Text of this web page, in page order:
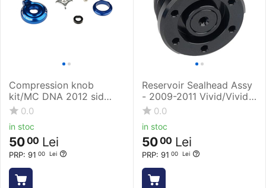
Compression knob
kit/MC DNA 2012 sid
RCT 3/wc / 2012
revelation
0.0
in stoc
PRP: 91 00 Lei
5000 Lei
Reservoir Sealhead Assy
- 2009-2011 Vivid/Vivid
Air - Black
0.0
in stoc
PRP: 91 00 Lei
5000 Lei